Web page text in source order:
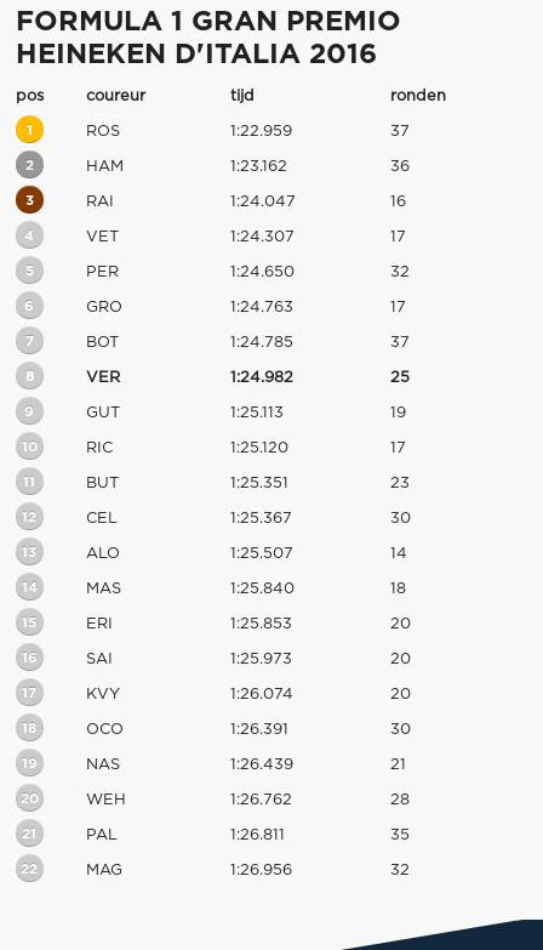
FORMULA 1 GRAN PREMIO
HEINEKEN D'ITALIA 2016
pos coureur tijd ronden
1 ROS 1:22.959 37
2 HAM 1:23.162 36
3 RAI 1:24.047 16
4 VET 1:24.307 17
5 PER 1:24.650 32
6 GRO 1:24.763 17
7 BOT 1:24.785 37
8 VER 1:24.982 25
9 GUT 1:25.113 19
10 RIC 1:25.120 17
11 BUT 1:25.351 23
12 CEL 1:25.367 30
13 ALO 1:25.507 14
14 MAS 1:25.840 18
15 ERI 1:25.853 20
16 SAI 1:25.973 20
17 KVY 1:26.074 20
18 OCO 1:26.391 30
19 NAS 1:26.439 21
20 WEH 1:26.762 28
21 PAL 1:26.811 35
22 MAG 1:26.956 32